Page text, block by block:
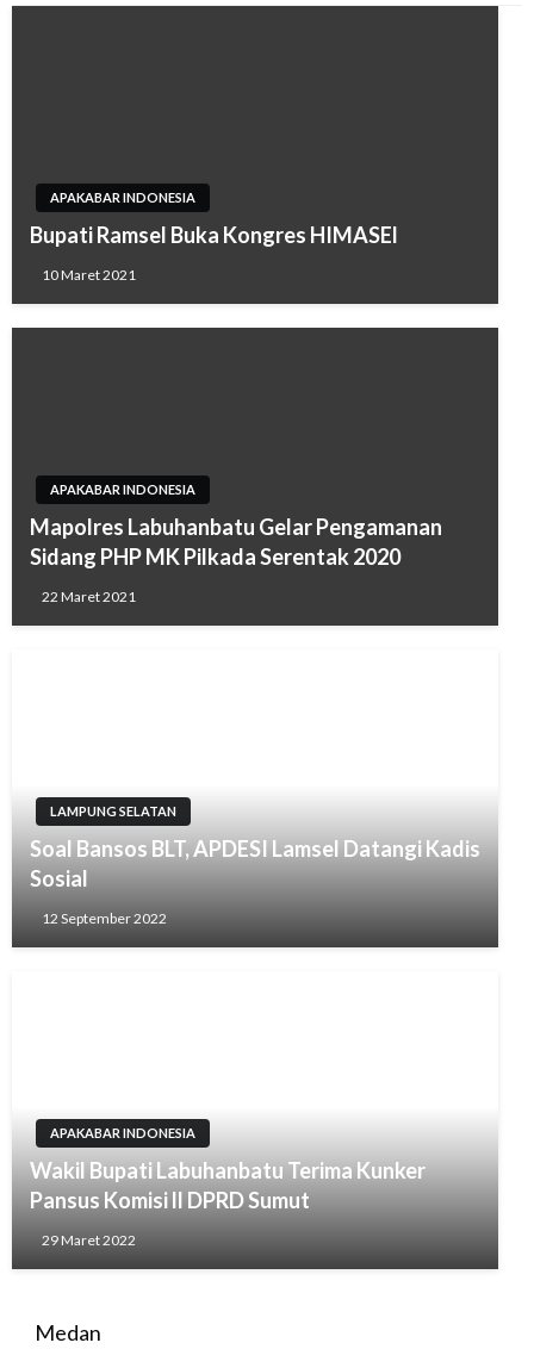
APAKABAR INDONESIA
Bupati Ramsel Buka Kongres HIMASEl
10 Maret 2021
APAKABAR INDONESIA
Mapolres Labuhanbatu Gelar Pengamanan
Sidang PHP MK Pilkada Serentak 2020
22 Maret 2021
LAMPUNG SELATAN
Soal Bansos BLT, APDESI Lamsel Datangi Kadis
Sosial
12 September 2022
APAKABAR INDONESIA
Wakil Bupati Labuhanbatu Terima Kunker
Pansus Komisi ll DPRD Sumut
29 Maret 2022
Medan